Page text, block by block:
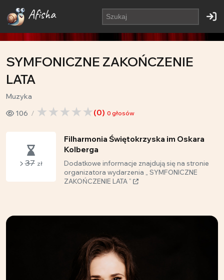
Afisha
SYMFONICZNE ZAKOŃCZENIE
LATA
Muzyka
106
(0) 0 głosów
37 zł
Filharmonia Świętokrzyska im Oskara
Kolberga
Dodatkowe informacje znajdują się na stronie
organizatora wydarzenia „ SYMFONICZNE
ZAKOŃCZENIE LATA ”